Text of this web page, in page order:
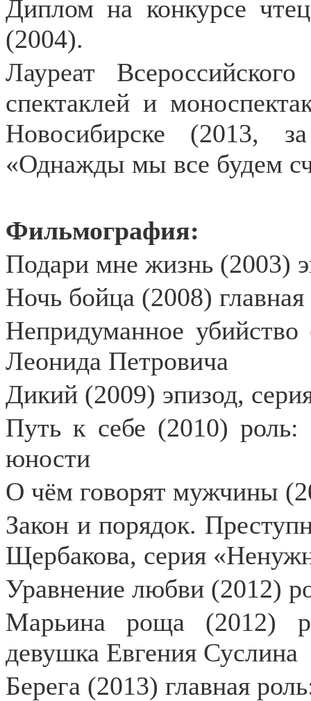
Диплом на конкурсе
(2004).
Лауреат
спектаклей и
Новосибирске (2013,
«Однажды мы все будем
Фильмография:
Подари мне жизнь (2003)
Ночь бойца (2008)
Непридуманное
Леонида Петровича
Дикий (2009) эпизод,
Путь к себе (2010)
юности
О чём говорят мужчины
Закон и порядок.
Щербакова, серия
Уравнение любви (2012)
Марьина роща (2012)
девушка Евгения Суслина
Берега (2013) главная